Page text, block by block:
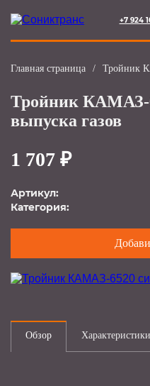
+7 924
Главная страница / Тройник
Тройник КАМАЗ-
выпуска газов
1 707 ₽
Артикул:
Категория:
Обзор Характеристики